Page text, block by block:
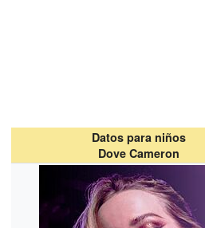
Datos para niños
Dove Cameron